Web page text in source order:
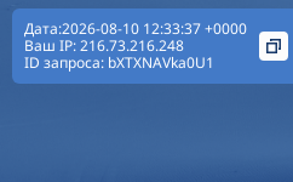
Дата:2026-08-10 12:33:37 +0000
Ваш IP:216.73.216.248
ID запроса: bXTXNAVka0U1